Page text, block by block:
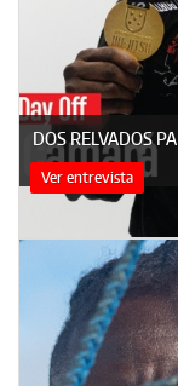
DOS RELVADOS
Ver entrevista